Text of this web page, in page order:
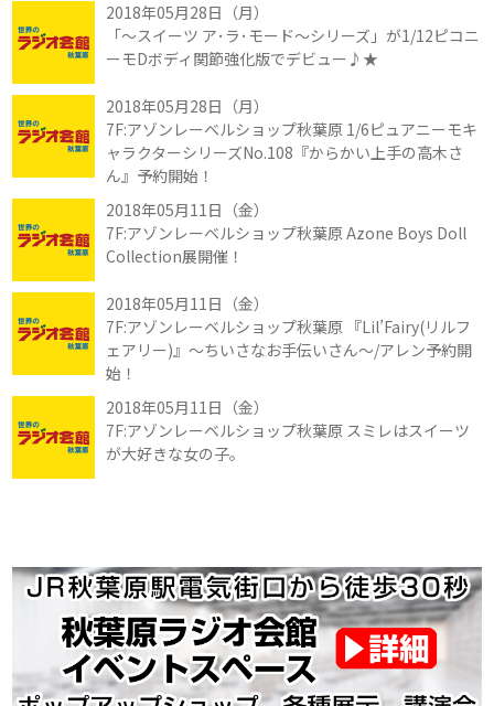
2018年05月28日（月）
「～スイーツ ア･ラ･モード～シリーズ」が1/12ピコニ
ーモDボディ関節強化版でデビュー♪★
2018年05月28日（月）
7F:アゾンレーベルショップ秋葉原 1/6ピュアニーモキ
ャラクターシリーズNo.108『からかい上手の高木さ
ん』予約開始！
2018年05月11日（金）
7F:アゾンレーベルショップ秋葉原 Azone Boys Doll
Collection展開催！
2018年05月11日（金）
7F:アゾンレーベルショップ秋葉原 『Lil’Fairy(リルフ
ェアリー)』～ちいさなお手伝いさん～/アレン予約開
始！
2018年05月11日（金）
7F:アゾンレーベルショップ秋葉原 スミレはスイーツ
が大好きな女の子。